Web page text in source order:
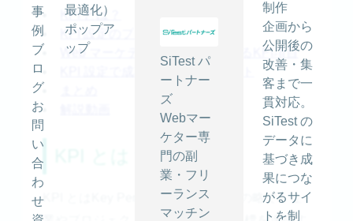
事
例
ブ
ロ
グ
お
問
い
合
わ
せ
最適化）
ポップア
ップ
SiTest パ
ートナー
ズ
Webマー
ケター専
門の副
業・フリ
ーランス
マッチン
制作
企画から
公開後の
改善・集
客まで一
貫対応。
SiTest の
データに
基づき成
果につな
がるサイ
トを制
KPI とは？
KPI 設定のプロセス
Web マーケティングで使用されるKPI項目
KPI とはKey Performance Indicatorの略で、企